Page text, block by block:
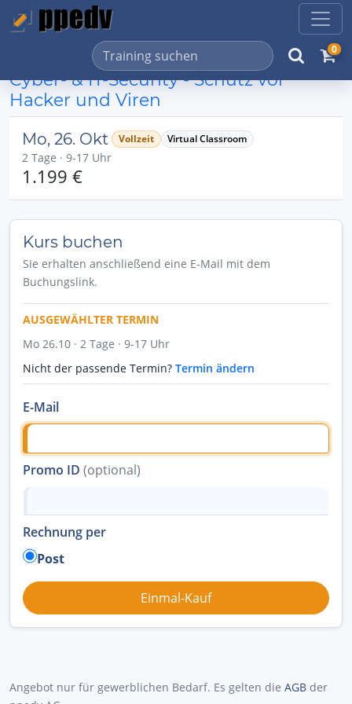
0
Cyber- & IT-Security - Schutz vor
Hacker und Viren
Mo, 26. Okt Vollzeit Virtual Classroom
2 Tage · 9-17 Uhr
1.199 €
Kurs buchen
Sie erhalten anschließend eine E-Mail mit dem
Buchungslink.
AUSGEWÄHLTER TERMIN
Mo 26.10 · 2 Tage · 9-17 Uhr
Nicht der passende Termin? Termin ändern
E-Mail
Promo ID (optional)
Rechnung per
Post
Angebot nur für gewerblichen Bedarf. Es gelten die AGB der